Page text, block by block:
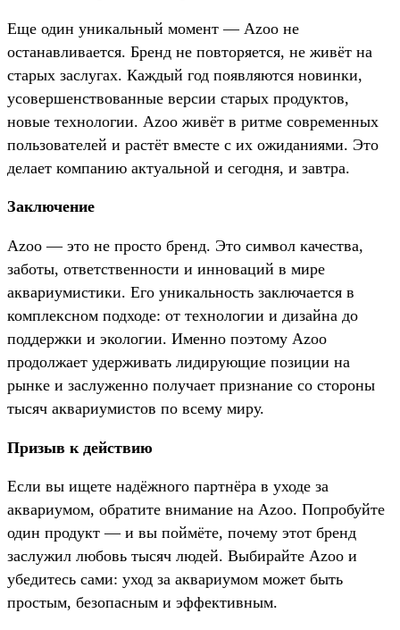
Еще один уникальный момент — Azoo не
останавливается. Бренд не повторяется, не живёт на
старых заслугах. Каждый год появляются новинки,
усовершенствованные версии старых продуктов,
новые технологии. Azoo живёт в ритме современных
пользователей и растёт вместе с их ожиданиями. Это
делает компанию актуальной и сегодня, и завтра.
Заключение
Azoo — это не просто бренд. Это символ качества,
заботы, ответственности и инноваций в мире
аквариумистики. Его уникальность заключается в
комплексном подходе: от технологии и дизайна до
поддержки и экологии. Именно поэтому Azoo
продолжает удерживать лидирующие позиции на
рынке и заслуженно получает признание со стороны
тысяч аквариумистов по всему миру.
Призыв к действию
Если вы ищете надёжного партнёра в уходе за
аквариумом, обратите внимание на Azoo. Попробуйте
один продукт — и вы поймёте, почему этот бренд
заслужил любовь тысяч людей. Выбирайте Azoo и
убедитесь сами: уход за аквариумом может быть
простым, безопасным и эффективным.